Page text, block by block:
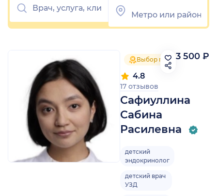
Выбор пациентов 2025
Сафиуллина
Сабина
Расилевна
4.8
17 отзывов
детский
эндокринолог
детский врач
УЗД
3 500 ₽